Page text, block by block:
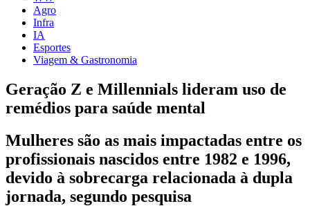
Agro
Infra
IA
Esportes
Viagem & Gastronomia
Geração Z e Millennials lideram uso de
remédios para saúde mental
Mulheres são as mais impactadas entre os
profissionais nascidos entre 1982 e 1996,
devido à sobrecarga relacionada à dupla
jornada, segundo pesquisa